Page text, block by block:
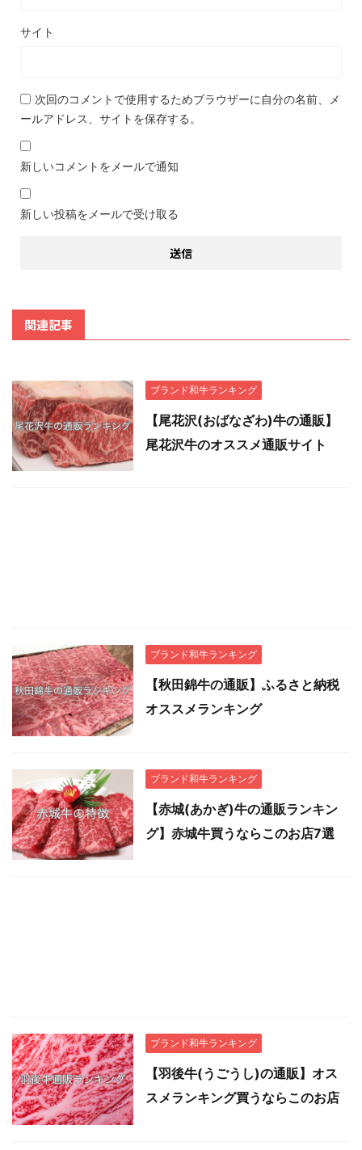
サイト
次回のコメントで使用するためブラウザーに自分の名前、メ
ールアドレス、サイトを保存する。
新しいコメントをメールで通知
新しい投稿をメールで受け取る
関連記事
ブランド和牛ランキング
【尾花沢(おばなざわ)牛の通販】
尾花沢牛のオススメ通販サイト
ブランド和牛ランキング
【秋田錦牛の通販】ふるさと納税
オススメランキング
ブランド和牛ランキング
【赤城(あかぎ)牛の通販ランキン
グ】赤城牛買うならこのお店7選
ブランド和牛ランキング
【羽後牛(うごうし)の通販】オス
スメランキング買うならこのお店